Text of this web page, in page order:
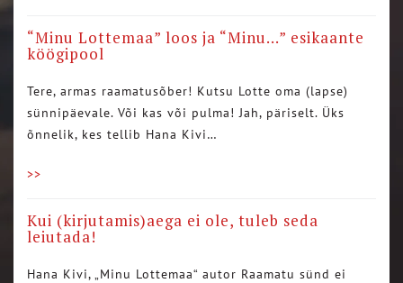
“Minu Lottemaa” loos ja “Minu…” esikaante
köögipool
Tere, armas raamatusõber! Kutsu Lotte oma (lapse)
sünnipäevale. Või kas või pulma! Jah, päriselt. Üks
õnnelik, kes tellib Hana Kivi…
>>
Kui (kirjutamis)aega ei ole, tuleb seda
leiutada!
Hana Kivi, „Minu Lottemaa“ autor Raamatu sünd ei